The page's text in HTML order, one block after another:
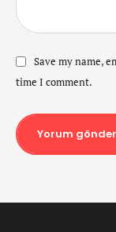
Save my name,
time I comment.
Yorum gönder